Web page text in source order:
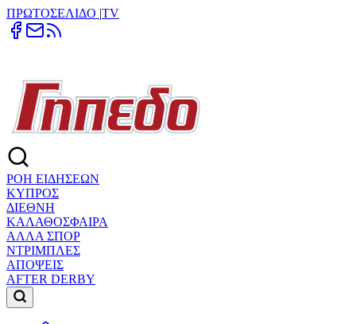
ΠΡΩΤΟΣΕΛΙΔΟ |TV
ΡΟΗ ΕΙΔΗΣΕΩΝ
ΚΥΠΡΟΣ
ΔΙΕΘΝΗ
ΚΑΛΑΘΟΣΦΑΙΡΑ
ΑΛΛΑ ΣΠΟΡ
ΝΤΡΙΜΠΛΕΣ
ΑΠΟΨΕΙΣ
AFTER DERBY